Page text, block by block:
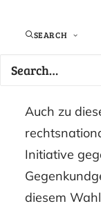
SEARCH
anderem mit
AfD
Auch zu
Initiative
diesem